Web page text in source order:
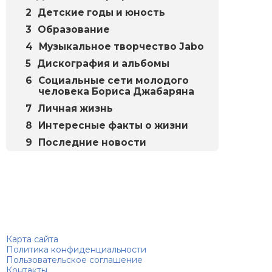
Детские годы и юность
Образование
Музыкальное творчество Jabo
Дискография и альбомы
Социальные сети молодого
человека Бориса Джабаряна
Личная жизнь
Интересные факты о жизни
Последние новости
Карта сайта
Политика конфиденциальности
Пользовательское соглашение